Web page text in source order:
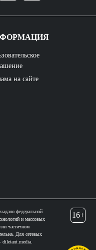
на сайте
федеральной
и массовых
частичном
Для сетевых
diletant.media.
16+